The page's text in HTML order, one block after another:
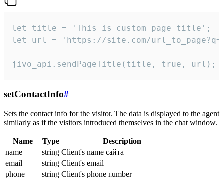
let title = 'This is custom page title';
let url = 'https://site.com/
jivo_api.sendPageTitle(title, true, url);
setContactInfo#
Sets the contact info for the visitor. The data is displayed to the agent
similarly as if the visitors introduced themselves in the chat window.
Name Type
Description
name
string Client's name сайта
email
string Client's email
phone
string Client's phone number